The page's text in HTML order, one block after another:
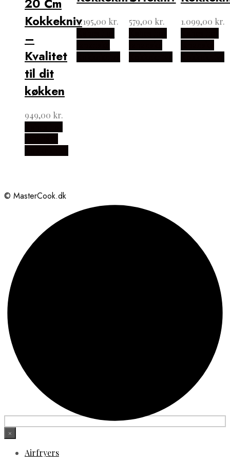
Kokkekniv
–
Kvalitet
til dit
køkken
949,00 kr.
2.195,00 kr.
579,00 kr.
1.099,00 kr.
© MasterCook.dk
×
Airfryers